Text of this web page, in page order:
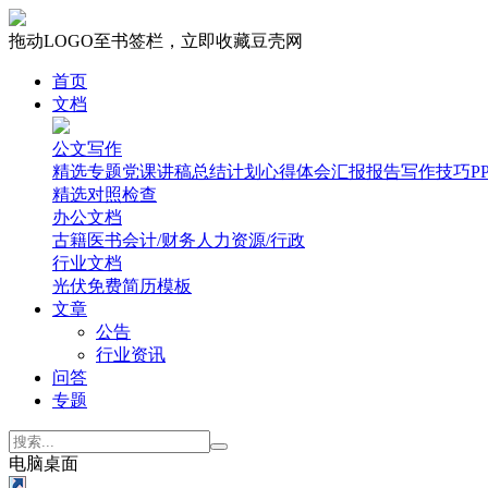
拖动LOGO至书签栏，立即收藏豆壳网
首页
文档
公文写作
精选专题党课讲稿总结计划 心得体会汇报报告写作技巧
精选对照检查
办公文档
古籍医书会计/财务 人力资源/行政
行业文档
光伏免费简历模板
文章
公告
行业资讯
问答
专题
电脑桌面